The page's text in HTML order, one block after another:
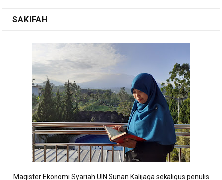
SAKIFAH
Magister Ekonomi Syariah UIN Sunan Kalijaga sekaligus penulis